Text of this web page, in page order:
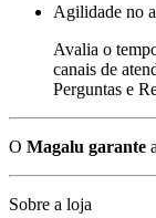
Agilidade no
Avalia o
canais de
Perguntas e
O Magalu garante
Sobre a loja